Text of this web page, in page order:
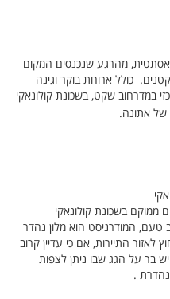
אסתטית, מהרגע שנכנסים המקום
כולל ארוחת בוקר וגינה
במדרחוב שקט, בשכונת קולונאקי
של אתונה.
אתונה המדורג 4 כוכבים ממוקם בשכונת קולונאקי
טעם, המודרניסט הוא מלון נהדר
התיירות, אם כי עדיין קרוב
בר על הגג שבו ניתן לצפות
.